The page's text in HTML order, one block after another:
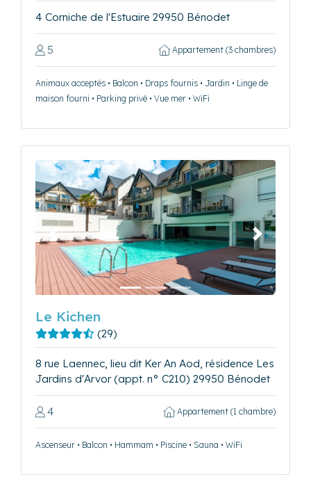
4 Corniche de l'Estuaire 29950 Bénodet
5 Appartement (3 chambres)
Animaux acceptés • Balcon • Draps fournis • Jardin • Linge de
maison fourni • Parking privé • Vue mer • WiFi
Précédent Suivant
Le Kichen
(29)
8 rue Laennec, lieu dit Ker An Aod, résidence Les
Jardins d'Arvor (appt. n° C210) 29950 Bénodet
4 Appartement (1 chambre)
Ascenseur • Balcon • Hammam • Piscine • Sauna • WiFi